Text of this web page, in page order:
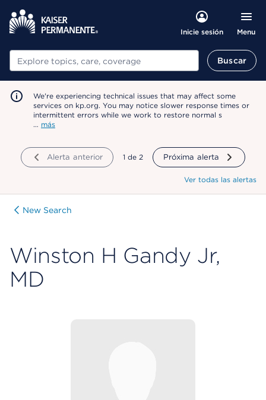
Inicie sesión Menu
Buscar Buscar
We're experiencing technical issues that may affect some
services on kp.org. You may notice slower response times or
intermittent errors while we work to restore normal s
… más
Alerta anterior mostrando
1 de 2 Próxima alerta
Ver todas las alertas
New Search
Winston H Gandy Jr,
MD